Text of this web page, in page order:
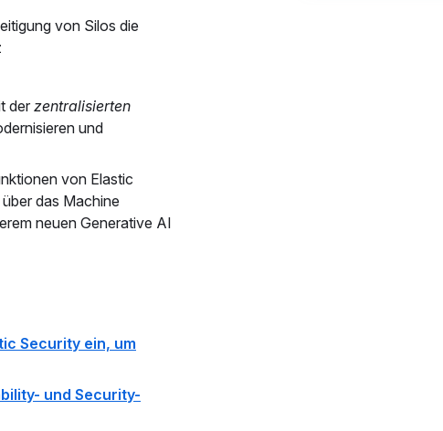
von Silos die
der zentralisierten
und
von Elastic
das Machine
neuen Generative AI
Security ein, um
und Security-